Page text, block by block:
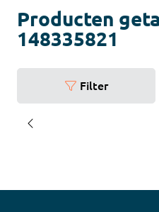
Producten
148335821
Filter